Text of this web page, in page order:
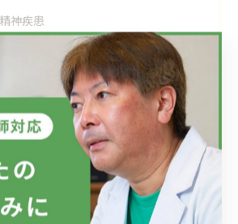
精神疾患
メンタルヘルス
最近の投稿 Recent Posts
2026/07/08